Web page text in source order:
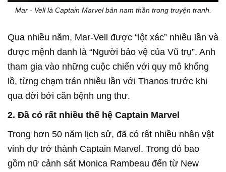
Mar - Vell là Captain Marvel bản nam thần trong truyện tranh.
Qua nhiều năm, Mar-Vell được “lột xác” nhiều lần và
được mệnh danh là “Người bảo vệ của Vũ trụ”. Anh
tham gia vào những cuộc chiến với quy mô khổng
lồ, từng chạm trán nhiều lần với Thanos trước khi
qua đời bởi căn bệnh ung thư.
2. Đã có rất nhiều thế hệ Captain Marvel
Trong hơn 50 năm lịch sử, đã có rất nhiều nhân vật
vinh dự trở thành Captain Marvel. Trong đó bao
gồm nữ cảnh sát Monica Rambeau đến từ New